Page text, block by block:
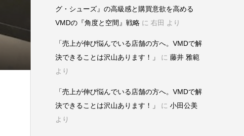
グ・シューズ』の高級感と購買意欲を高める
VMDの『角度と空間』戦略 に 右田 より
「売上が伸び悩んでいる店舗の方へ。VMDで解
決できることは沢山あります！」
に 藤井 雅範
より
「売上が伸び悩んでいる店舗の方へ。VMDで解
決できることは沢山あります！」
に 小田公美
より